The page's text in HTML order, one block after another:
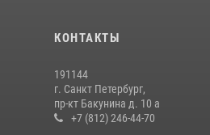
КОНТАКТЫ
191144
г. Санкт Петербург,
пр-кт Бакунина д. 10 а
+7 (812) 246-44-70